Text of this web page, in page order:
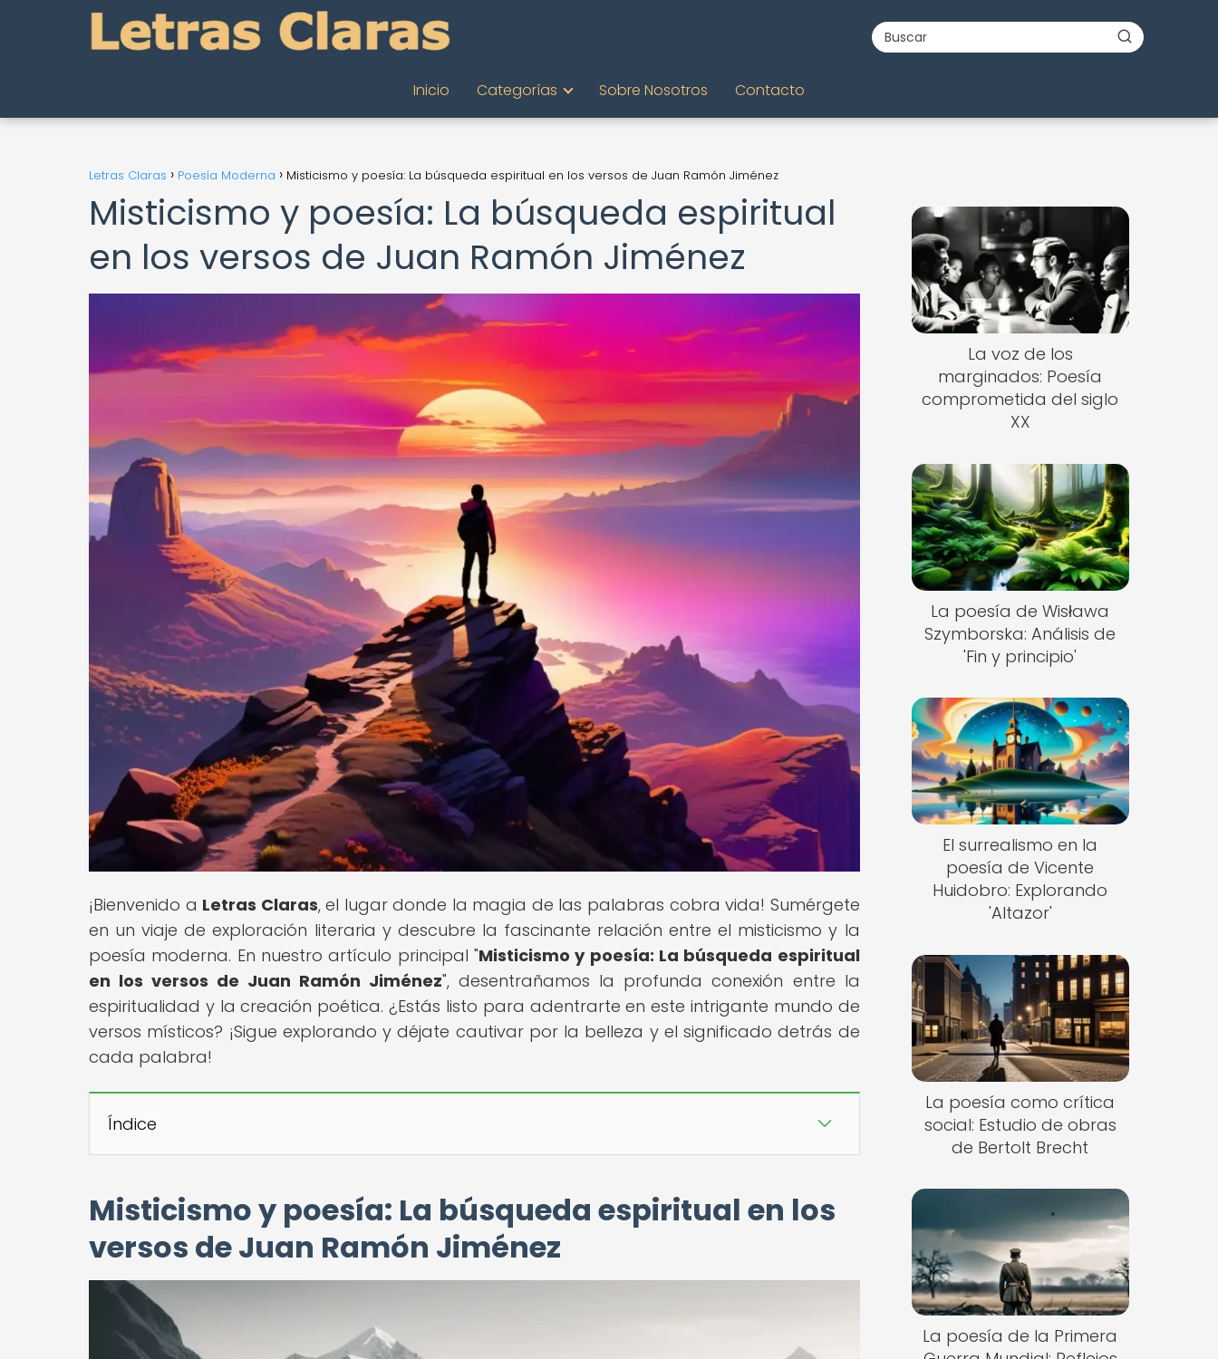
Inicio Categorías Sobre Nosotros Contacto
Letras Claras Poesía Moderna Misticismo y poesía: La búsqueda espiritual en los versos de Juan Ramón Jiménez
Misticismo y poesía: La búsqueda espiritual
en los versos de Juan Ramón Jiménez
¡Bienvenido a Letras Claras, el lugar donde la magia de las palabras cobra vida! Sumérgete
en un viaje de exploración literaria y descubre la fascinante relación entre el misticismo y la
poesía moderna. En nuestro artículo principal "Misticismo y poesía: La búsqueda espiritual
en los versos de Juan Ramón Jiménez", desentrañamos la profunda conexión entre la
espiritualidad y la creación poética. ¿Estás listo para adentrarte en este intrigante mundo de
versos místicos? ¡Sigue explorando y déjate cautivar por la belleza y el significado detrás de
cada palabra!
Índice
Misticismo y poesía: La búsqueda espiritual en los
versos de Juan Ramón Jiménez
La voz de los
marginados: Poesía
comprometida del siglo
XX
La poesía de Wisława
Szymborska: Análisis de
'Fin y principio'
El surrealismo en la
poesía de Vicente
Huidobro: Explorando
'Altazor'
La poesía como crítica
social: Estudio de obras
de Bertolt Brecht
La poesía de la Primera